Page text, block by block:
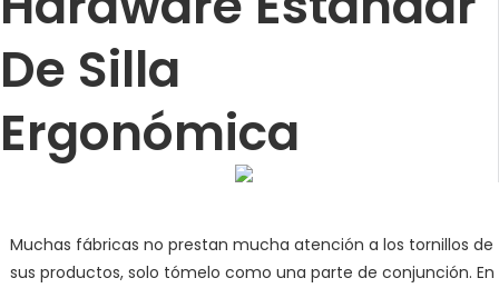
De Silla
Ergonómica
Muchas fábricas no prestan mucha atención a los tornillos de
sus productos, solo tómelo como una parte de conjunción. En